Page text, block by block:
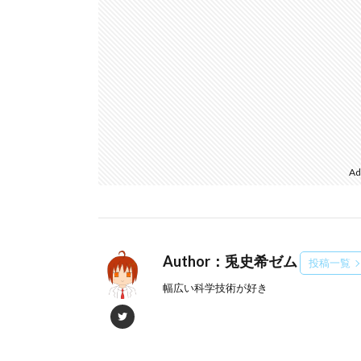
Author：兎史希ゼム
投稿一覧
幅広い科学技術が好き